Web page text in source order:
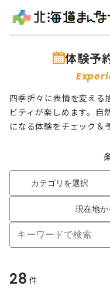
体験予
四季折々に表情を変える
ビティが楽しめます。自
になる体験をチェック＆
カテゴリを選択
現在地
28 件